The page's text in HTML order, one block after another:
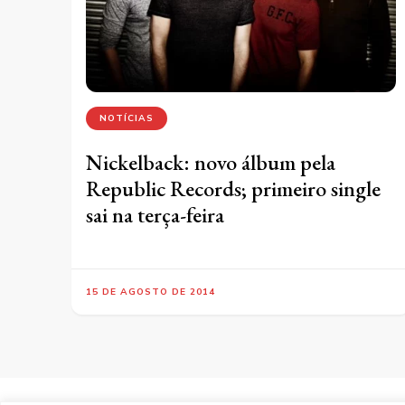
NOTÍCIAS
Nickelback: novo álbum pela
Republic Records; primeiro single
sai na terça-feira
15 DE AGOSTO DE 2014